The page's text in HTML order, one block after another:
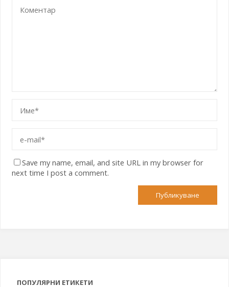
Save my name, email, and site URL in my browser for
next time I post a comment.
ПОПУЛЯРНИ ЕТИКЕТИ